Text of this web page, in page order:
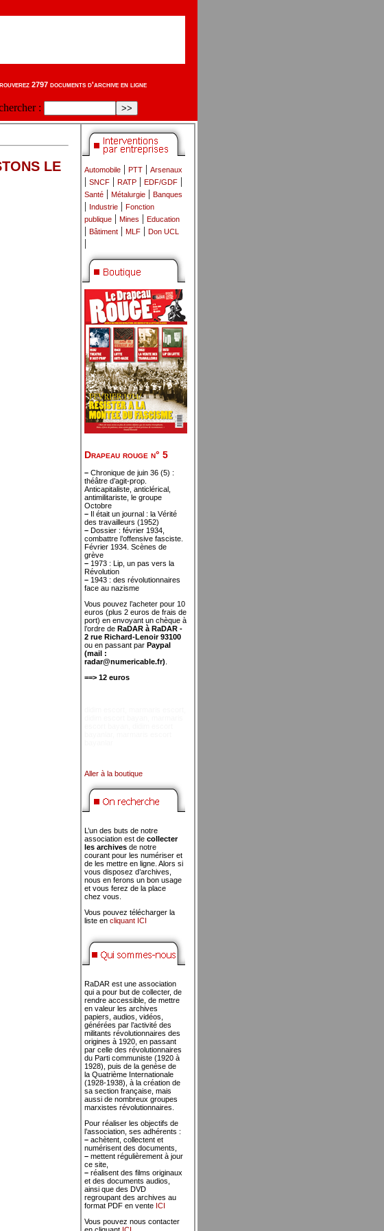
2797 documents d'archive en ligne
:
LE
Automobile | PTT | Arsenaux
| SNCF | RATP | EDF/GDF |
Santé | Métalurgie | Banques
| Industrie | Fonction
publique | Mines | Education
| Bâtiment | MLF | Don UCL
|
Drapeau rouge n° 5
– Chronique de juin 36 (5) :
théâtre d’agit-prop.
Anticapitaliste, anticlérical,
antimilitariste, le groupe
Octobre
– Il était un journal : la Vérité
des travailleurs (1952)
– Dossier : février 1934,
combattre l’offensive fasciste.
Février 1934. Scènes de
grève
– 1973 : Lip, un pas vers la
Révolution
– 1943 : des révolutionnaires
face au nazisme
Vous pouvez l’acheter pour 10
euros (plus 2 euros de frais de
port) en envoyant un chèque à
l’ordre de RaDAR à RaDAR -
2 rue Richard-Lenoir 93100
ou en passant par Paypal
(mail :
radar@numericable.fr)
==> 12 euros
Aller à la boutique
L’un des buts de notre
association est de collecter
les archives de notre
courant pour les numériser et
de les mettre en ligne. Alors si
vous disposez d’archives,
nous en ferons un bon usage
et vous ferez de la place
chez vous.
Vous pouvez télécharger la
liste en cliquant ICI
RaDAR est une association
qui a pour but de collecter, de
rendre accessible, de mettre
en valeur les archives
papiers, audios, vidéos,
générées par l’activité des
militants révolutionnaires des
origines à 1920, en passant
par celle des révolutionnaires
du Parti communiste (1920 à
1928), puis de la genèse de
la Quatrième Internationale
(1928-1938), à la création de
sa section française, mais
aussi de nombreux groupes
marxistes révolutionnaires.
Pour réaliser les objectifs de
l’association, ses adhérents :
– achètent, collectent et
numérisent des documents,
– mettent régulièrement à jour
ce site,
– réalisent des films originaux
et des documents audios,
ainsi que des DVD
regroupant des archives au
format PDF en vente ICI
Vous pouvez nous contacter